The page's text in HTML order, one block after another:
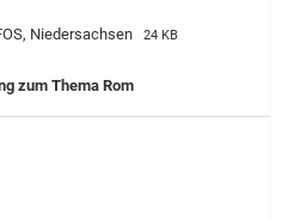
Niedersachsen 24 KB
zum Thema Rom